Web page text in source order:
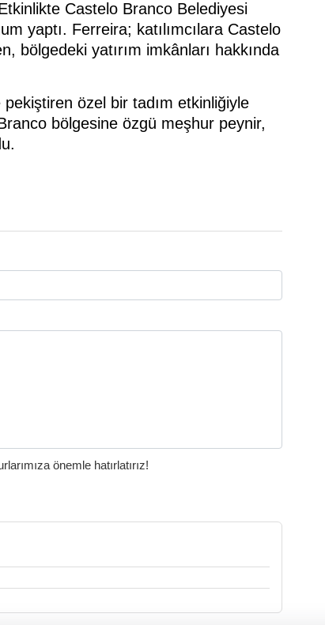
Castelo Branco Belediyesi
yaptı. Ferreira; katılımcılara Castelo
bölgedeki yatırım imkânları hakkında
özel bir tadım etkinliğiyle
bölgesine özgü meşhur peynir,
önemle hatırlatırız!